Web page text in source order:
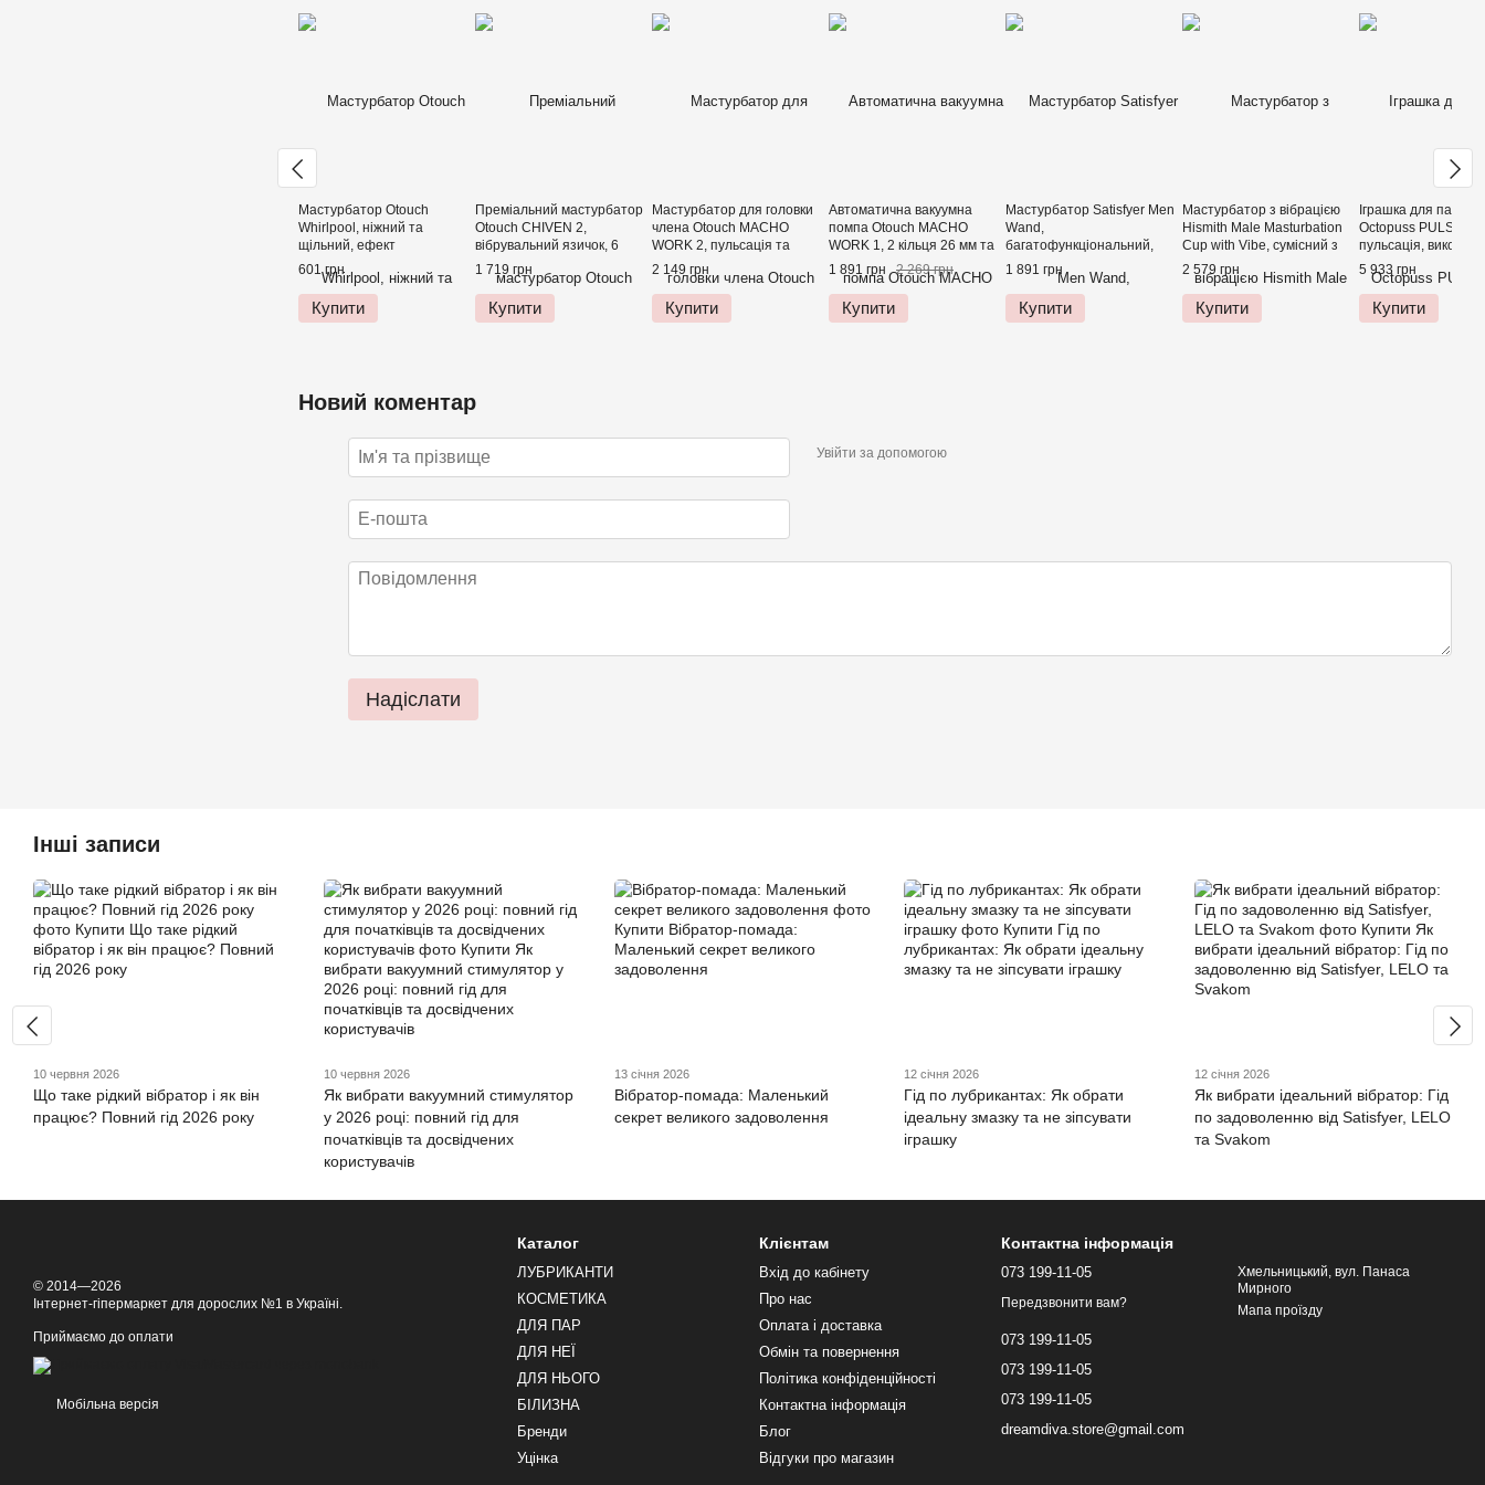
Мастурбатор Otouch
Whirlpool, ніжний та
щільний, ефект
всмоктування, підходить
для Otouch DECOR 2
601 грн
Купити
Преміальний мастурбатор
Otouch CHIVEN 2,
вібрувальний язичок, 6
режимів роботи, підігрів
1 719 грн
Купити
Мастурбатор для головки
члена Otouch MACHO
WORK 2, пульсація та
посмоктування, 10 режимів
2 149 грн
Купити
Автоматична вакуумна
помпа Otouch MACHO
WORK 1, 2 кільця 26 мм та
36 мм, LED-індикатор, до 20
1 891 грн 2 269 грн
Купити
Мастурбатор Satisfyer Men
Wand,
багатофункціональний,
чудово для пар, вібро-мінет
1 891 грн
Купити
Мастурбатор з вібрацією
Hismith Male Masturbation
Cup with Vibe, сумісний з
кріпленням KlicLok
2 579 грн
Купити
Іграшка для пар Hot
Octopuss PULSE
пульсація,
без рук, підходить
пульт ДК
5 933 грн
Купити
Новий коментар
Увійти за допомогою
Надіслати
Інші записи
10 червня 2026
Що таке рідкий вібратор і як він
працює? Повний гід 2026 року
10 червня 2026
Як вибрати вакуумний стимулятор
у 2026 році: повний гід для
початківців та досвідчених
користувачів
13 січня 2026
Вібратор-помада: Маленький
секрет великого задоволення
12 січня 2026
Гід по лубрикантах: Як обрати
ідеальну змазку та не зіпсувати
іграшку
12 січня 2026
Як вибрати ідеальний вібратор: Гід
по задоволенню від Satisfyer, LELO
та Svakom
© 2014—2026
Інтернет-гіпермаркет для дорослих №1 в Україні.
Приймаємо до оплати
Мобільна версія
Каталог
ЛУБРИКАНТИ
КОСМЕТИКА
ДЛЯ ПАР
ДЛЯ НЕЇ
ДЛЯ НЬОГО
БІЛИЗНА
Бренди
Уцінка
Клієнтам
Вхід до кабінету
Про нас
Оплата і доставка
Обмін та повернення
Політика конфіденційності
Контактна інформація
Блог
Відгуки про магазин
Контактна інформація
073 199-11-05
Передзвонити вам?
073 199-11-05
073 199-11-05
073 199-11-05
dreamdiva.store@gmail.com
Хмельницький, вул. Панаса
Мирного
Мапа проїзду